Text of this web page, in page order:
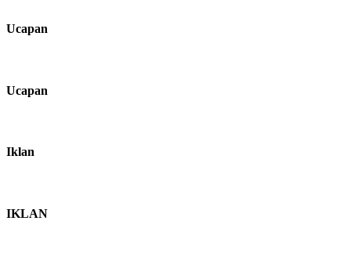
Ucapan
Ucapan
Iklan
IKLAN